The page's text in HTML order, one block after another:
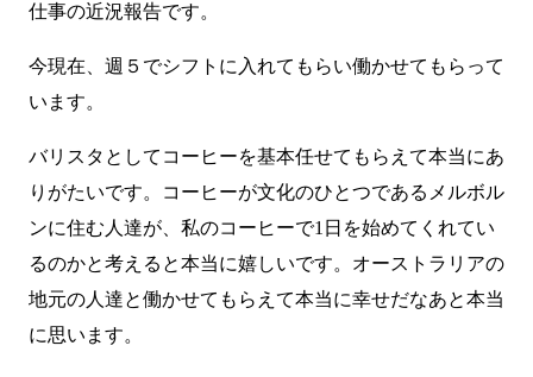
仕事の近況報告です。
今現在、週５でシフトに入れてもらい働かせてもらって
います。
バリスタとしてコーヒーを基本任せてもらえて本当にあ
りがたいです。コーヒーが文化のひとつであるメルボル
ンに住む人達が、私のコーヒーで1日を始めてくれてい
るのかと考えると本当に嬉しいです。オーストラリアの
地元の人達と働かせてもらえて本当に幸せだなあと本当
に思います。